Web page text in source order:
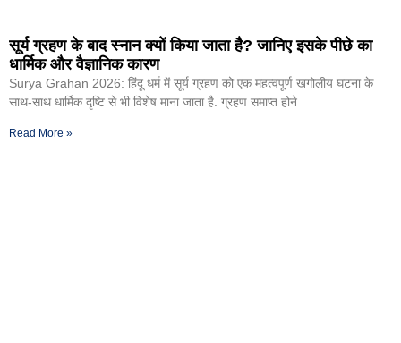
सूर्य ग्रहण के बाद स्नान क्यों किया जाता है? जानिए इसके पीछे का
धार्मिक और वैज्ञानिक कारण
Surya Grahan 2026: हिंदू धर्म में सूर्य ग्रहण को एक महत्वपूर्ण खगोलीय घटना के
साथ-साथ धार्मिक दृष्टि से भी विशेष माना जाता है. ग्रहण समाप्त होने
Read More »